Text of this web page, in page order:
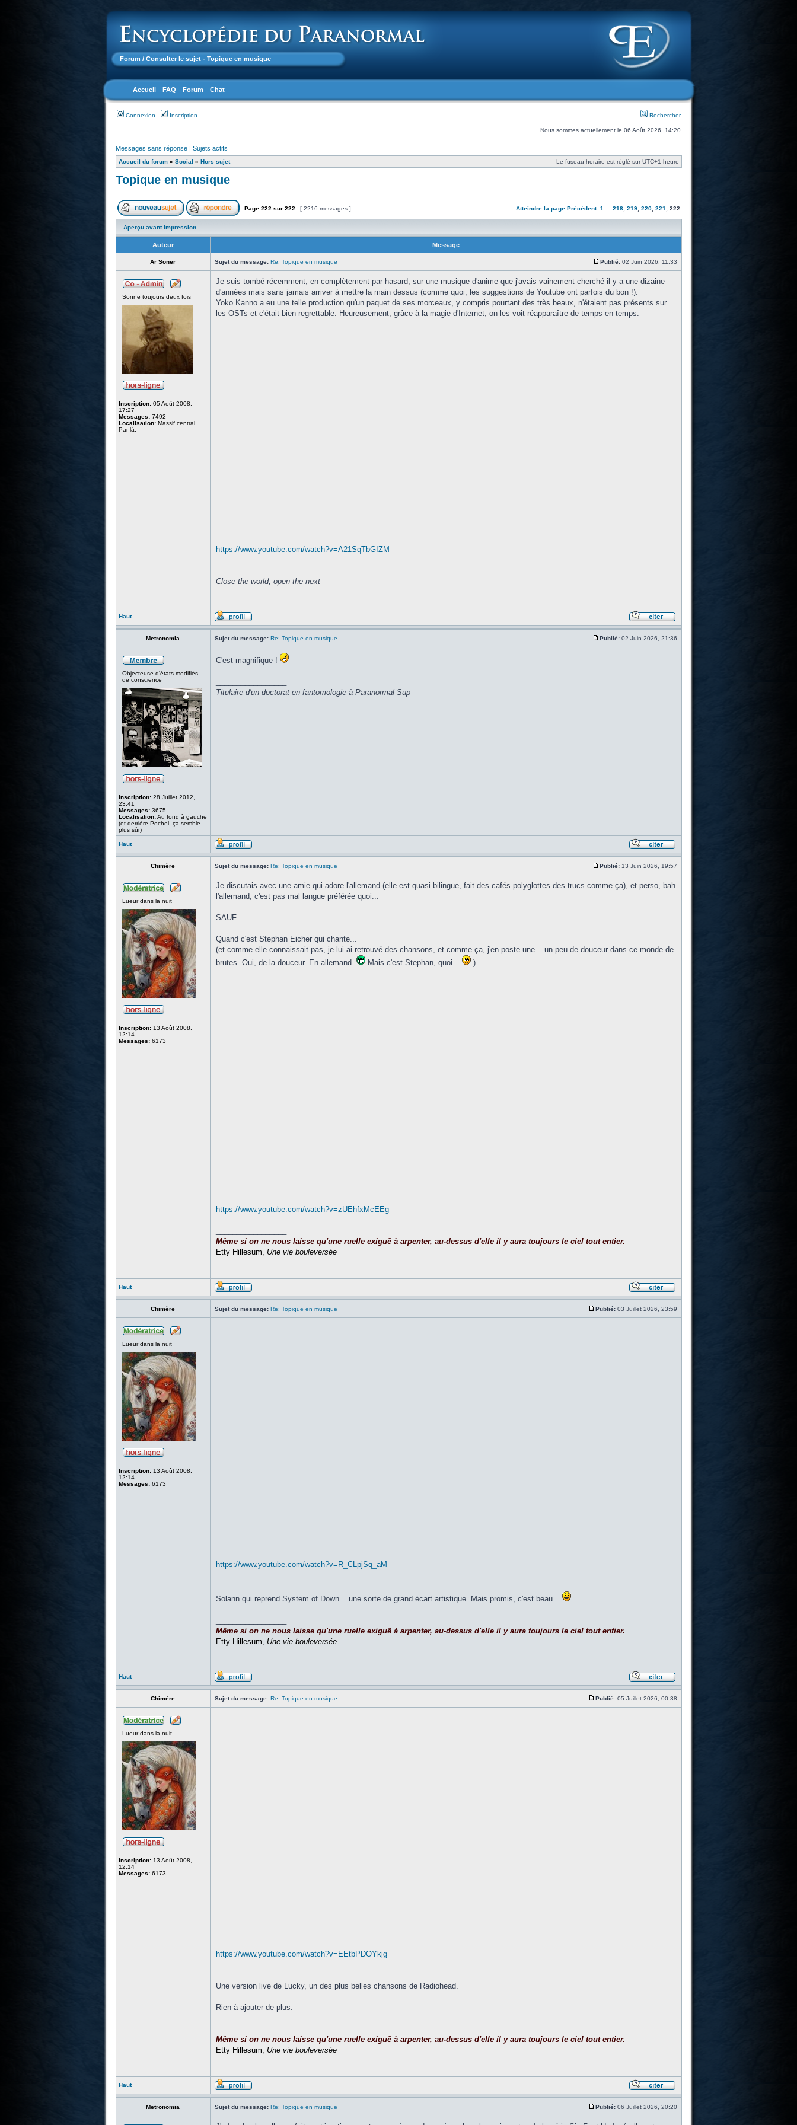
Forum / Consulter le sujet - Topique en musique
Accueil FAQ Forum Chat
Connexion Inscription Rechercher
Nous sommes actuellement le 06 Août 2026, 14:20
Messages sans réponse| Sujets actifs
Accueil du forum» Social » Hors sujet Le fuseau horaire est réglé sur UTC+1 heure
Topique en musique
Page 222 sur 222 [ 2216 messages ] Atteindre la page Précédent 1 218, 219, 220, 221 222
Aperçu avant impression
Auteur Message
Ar Soner Sujet du message: Re: Topique en musique Publié:02 Juin 2026, 11:33
Sonne toujours deux fois
Inscription:05 Août 2008,
17:27
Messages:7492
Localisation:Massif central.
Par là.
Je suis tombé récemment, en complètement par hasard, sur une musique d'anime que j'avais vainement cherché il y a une dizaine
d'années mais sans jamais arriver à mettre la main dessus (comme quoi, les suggestions de Youtube ont parfois du bon !).
Yoko Kanno a eu une telle production qu'un paquet de ses morceaux, y compris pourtant des très beaux, n'étaient pas présents sur
les OSTs et c'était bien regrettable. Heureusement, grâce à la magie d'Internet, on les voit réapparaître de temps en temps.
https://www.youtube.com/watch?v=A21SqTbGIZM
Close the world, open the next
Haut
Metronomia Sujet du message: Re: Topique en musique Publié:02 Juin 2026, 21:36
Objecteuse d'états modifiés
de conscience
Inscription:28 Juillet 2012,
23:41
Messages:3675
Localisation:Au fond à gauche
(et derrière Pochel, ça semble
plus sûr)
C'est magnifique !
Titulaire d'un doctorat en fantomologie à Paranormal Sup
Haut
Chimère Sujet du message: Re: Topique en musique Publié:13 Juin 2026, 19:57
Lueur dans la nuit
Inscription:13 Août 2008,
12:14
Messages:6173
Je discutais avec une amie qui adore l'allemand (elle est quasi bilingue, fait des cafés polyglottes des trucs comme ça), et perso, bah
l'allemand, c'est pas mal langue préférée quoi...
SAUF
Quand c'est Stephan Eicher qui chante...
(et comme elle connaissait pas, je lui ai retrouvé des chansons, et comme ça, j'en poste une... un peu de douceur dans ce monde de
brutes. Oui, de la douceur. En allemand.
Mais c'est Stephan, quoi... )
https://www.youtube.com/watch?v=zUEhfxMcEEg
Même si on ne nous laisse qu'une ruelle exiguë à arpenter, au-dessus d'elle il y aura toujours le ciel tout entier.
Etty Hillesum, Une vie bouleversée
Haut
Chimère Sujet du message: Re: Topique en musique Publié:03 Juillet 2026, 23:59
Lueur dans la nuit
Inscription:13 Août 2008,
12:14
Messages:6173
https://www.youtube.com/watch?v=R_CLpjSq_aM
Solann qui reprend System of Down... une sorte de grand écart artistique. Mais promis, c'est beau...
Même si on ne nous laisse qu'une ruelle exiguë à arpenter, au-dessus d'elle il y aura toujours le ciel tout entier.
Etty Hillesum, Une vie bouleversée
Haut
Chimère Sujet du message: Re: Topique en musique Publié:05 Juillet 2026, 00:38
Lueur dans la nuit
Inscription:13 Août 2008,
12:14
Messages:6173
https://www.youtube.com/watch?v=EEtbPDOYkjg
Une version live de Lucky, un des plus belles chansons de Radiohead.
Rien à ajouter de plus.
Même si on ne nous laisse qu'une ruelle exiguë à arpenter, au-dessus d'elle il y aura toujours le ciel tout entier.
Etty Hillesum, Une vie bouleversée
Haut
Metronomia Sujet du message: Re: Topique en musique Publié:06 Juillet 2026, 20:20